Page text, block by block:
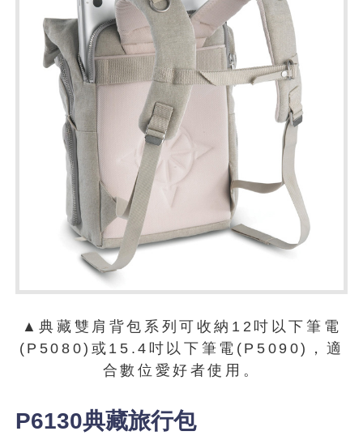
▲典藏雙肩背包系列可收納12吋以下筆電
(P5080)或15.4吋以下筆電(P5090)，適
合數位愛好者使用。
P6130典藏旅行包